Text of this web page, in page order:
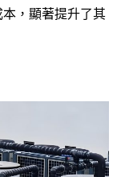
，顯著提升了其